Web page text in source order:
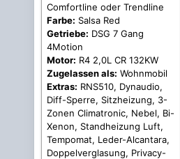
Comfortline oder Trendline
Farbe: Salsa Red
Getriebe: DSG 7 Gang
4Motion
Motor: R4 2,0L CR 132KW
Zugelassen als: Wohnmobil
Extras: RNS510, Dynaudio,
Diff-Sperre, Sitzheizung, 3-
Zonen Climatronic, Nebel, Bi-
Xenon, Standheizung Luft,
Tempomat, Leder-Alcantara,
Doppelverglasung, Privacy-